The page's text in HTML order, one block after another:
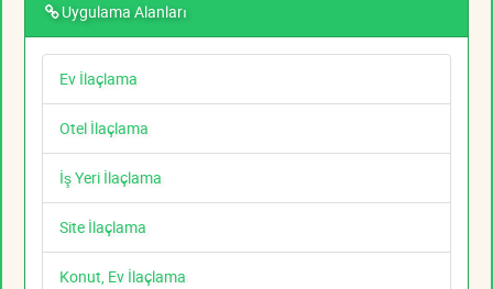
Uygulama Alanları
Ev İlaçlama
Otel İlaçlama
İş Yeri İlaçlama
Site İlaçlama
Konut, Ev İlaçlama